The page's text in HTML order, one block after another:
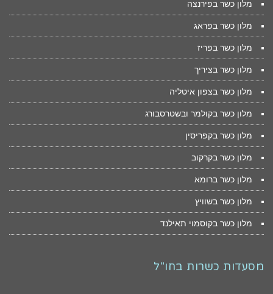
מלון כשר בפירנצה
מלון כשר בפראג
מלון כשר בפריז
מלון כשר בציריך
מלון כשר בצפון איטליה
מלון כשר בקולמר ובשטרסבורג
מלון כשר בקפריסין
מלון כשר בקרקוב
מלון כשר ברומא
מלון כשר בשוויץ
מלון כשר בקוסמוי תאילנד
מסעדות כשרות בחו"ל